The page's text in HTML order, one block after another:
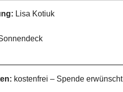
Lisa Kotiuk
kostenfrei – Spende erwünscht